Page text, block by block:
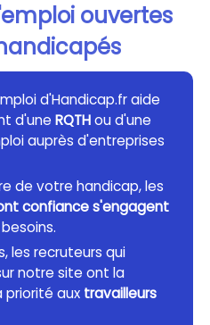
ouvertes
d'Handicap.fr aide
d'une RQTHou d'une
auprès d'entreprises
de votre handicap, les
confiance s'engagent
les recruteurs qui
notre site ont la
priorité aux travailleurs